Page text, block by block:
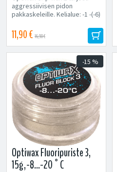
aggressiivisen pidon
pakkaskeleille. Kelialue: -1 -(-6)
11,90 € 16,90 €
-15 %
Optiwax Fluoripuriste 3,
15g,-8...-20°C